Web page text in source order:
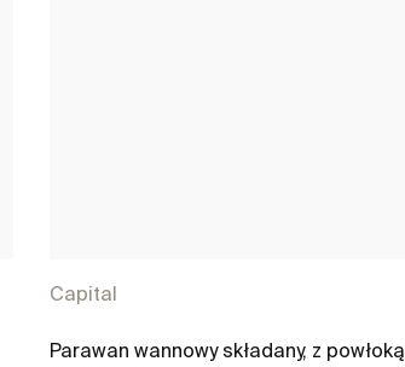
Capital
Parawan wannowy składany, z powłoką